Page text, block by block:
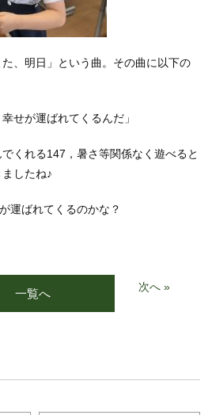
、明日」という曲。その曲に以下の
幸せが運ばれてくるんだ」
くれる147，暑さ等関係なく遊べると
したね♪
運ばれてくるのかな？
一覧へ 次へ »